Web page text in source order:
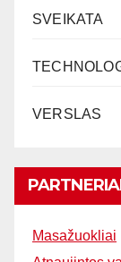
SVEIKATA
VERSLAS
Masažuokliai